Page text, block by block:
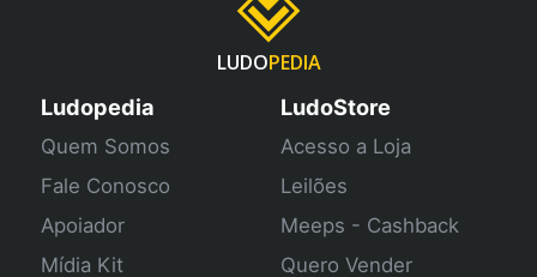
LUDOPEDIA
Ludopedia
Quem Somos
Fale Conosco
Apoiador
Mídia Kit
LudoStore
Acesso a Loja
Leilões
Meeps - Cashback
Quero Vender